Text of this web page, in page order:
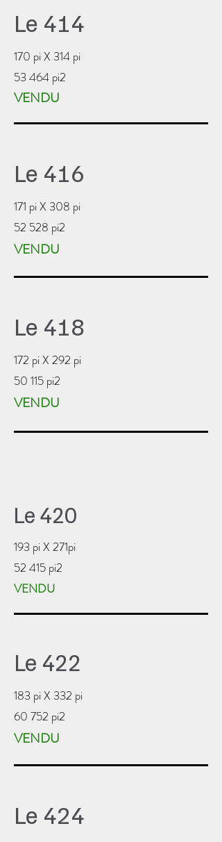
Le 414
170 pi X 314 pi
53 464 pi2
VENDU
Le 416
171 pi X 308 pi
52 528 pi2
VENDU
Le 418
172 pi X 292 pi
50 115 pi2
VENDU
Le 420
193 pi X 271pi
52 415 pi2
VENDU
Le 422
183 pi X 332 pi
60 752 pi2
VENDU
Le 424